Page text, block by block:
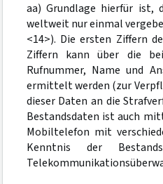
aa) Grundlage hierfür ist,
weltweit nur einmal
<14>). Die ersten Ziffern
Ziffern kann über die
Rufnummer, Name und
ermittelt werden (zur
dieser Daten an die
Bestandsdaten ist auch
Mobiltelefon mit
Kenntnis der